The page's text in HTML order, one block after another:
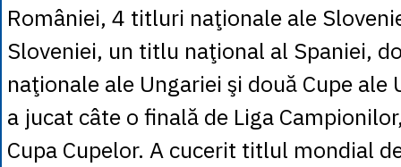
României, 4 titluri naţionale ale
Sloveniei, un titlu naţional al Spaniei,
naţionale ale Ungariei şi două Cupe ale
a jucat câte o finală de Liga
Cupa Cupelor. A cucerit titlul mondial